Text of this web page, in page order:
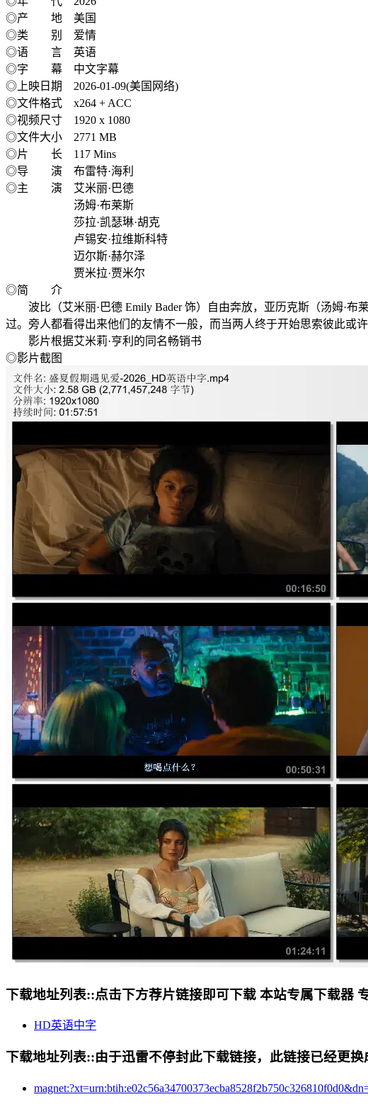
◎产 地 美国
◎类 别 爱情
◎语 言 英语
◎字 幕 中文字幕
◎上映日期 2026-01-09(美国网络)
◎文件格式 x264 + ACC
◎视频尺寸 1920 x 1080
◎文件大小 2771 MB
◎片 长 117 Mins
◎导 演 布雷特·海利
◎主 演 艾米丽·巴德
汤姆·布莱斯
莎拉·凯瑟琳·胡克
卢锡安·拉维斯科特
迈尔斯·赫尔泽
贾米拉·贾米尔
◎简 介
波比（艾米丽·巴德 Emily Bader 饰）自由奔放，亚历克斯（汤姆·布
过。旁人都看得出来他们的友情不一般，而当两人终于开始思索彼此或
影片根据艾米莉·亨利的同名畅销书
◎影片截图
下载地址列表::点击下方荐片链接即可下载 本站专属下载器
HD英语中字
下载地址列表::由于迅雷不停封此下载链接，此链接已经更